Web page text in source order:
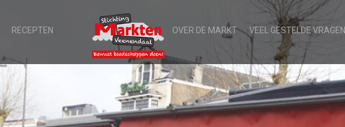
RECEPTEN OVER DE MARKT VEEL GESTELDE VRAGEN